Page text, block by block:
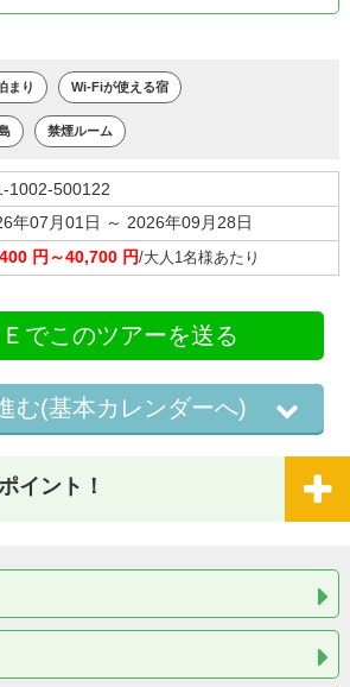
まり Wi-Fiが使える宿
禁煙ルーム
1002-500122
年07月01日 ～ 2026年09月28日
円～40,700 円/大人1名様あたり
Ｅでこのツアーを送る
む(基本カレンダーへ)
イント！